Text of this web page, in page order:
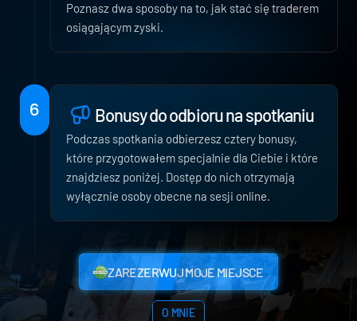
Poznasz dwa sposoby na to, jak stać się traderem
osiągającym zyski.
6 Bonusy do odbioru na spotkaniu
Podczas spotkania odbierzesz cztery bonusy,
które przygotowałem specjalnie dla Ciebie i które
znajdziesz poniżej. Dostęp do nich otrzymają
wyłącznie osoby obecne na sesji online.
ZAREZERWUJ MOJE MIEJSCE
ZAREZERWUJ MOJE MIEJSCE
Całkowicie darmo|✓90minut Bonusy
O MNIE